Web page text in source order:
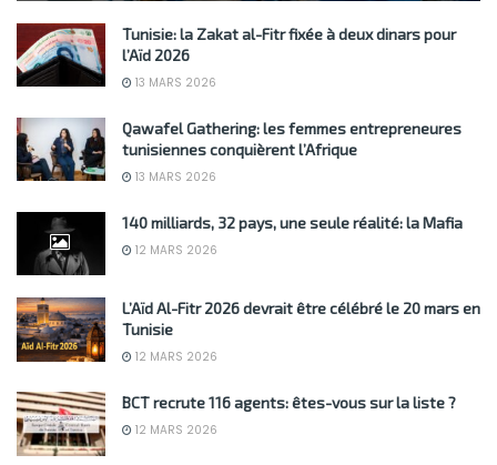
Tunisie: la Zakat al-Fitr fixée à deux dinars pour
l’Aïd 2026
13 MARS 2026
Qawafel Gathering: les femmes entrepreneures
tunisiennes conquièrent l’Afrique
13 MARS 2026
140 milliards, 32 pays, une seule réalité: la Mafia
12 MARS 2026
L’Aïd Al-Fitr 2026 devrait être célébré le 20 mars en
Tunisie
12 MARS 2026
BCT recrute 116 agents: êtes-vous sur la liste ?
12 MARS 2026